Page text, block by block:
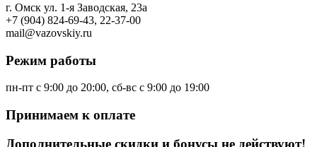
г. Омск ул. 1-я Заводская, 23а
+7 (904) 824-69-43, 22-37-00
mail@vazovskiy.ru
Режим работы
пн-пт с 9:00 до 20:00, сб-вс с 9:00 до 19:00
Принимаем к оплате
Дополнительные скидки и бонусы не действуют!